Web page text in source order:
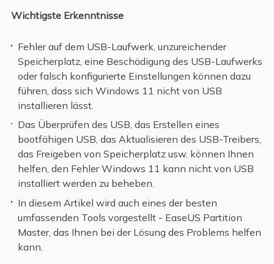
Wichtigste Erkenntnisse
Fehler auf dem USB-Laufwerk, unzureichender
Speicherplatz, eine Beschädigung des USB-Laufwerks
oder falsch konfigurierte Einstellungen können dazu
führen, dass sich Windows 11 nicht von USB
installieren lässt.
Das Überprüfen des USB, das Erstellen eines
bootfähigen USB, das Aktualisieren des USB-Treibers,
das Freigeben von Speicherplatz usw. können Ihnen
helfen, den Fehler Windows 11 kann nicht von USB
installiert werden zu beheben.
In diesem Artikel wird auch eines der besten
umfassenden Tools vorgestellt - EaseUS Partition
Master, das Ihnen bei der Lösung des Problems helfen
kann.